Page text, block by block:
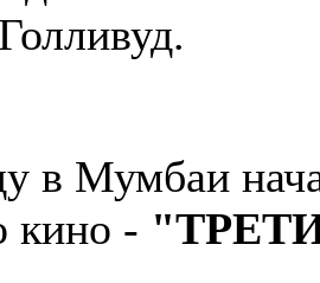
в Мумбаи
кино -